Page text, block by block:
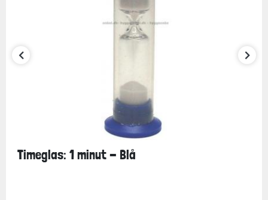
Timeglas: 1 minut - Blå